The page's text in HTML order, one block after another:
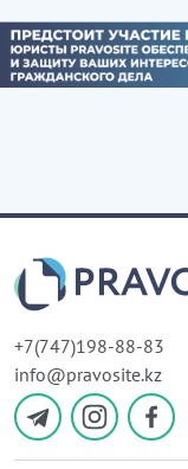
+7(747)198-88-83
info@pravosite.kz